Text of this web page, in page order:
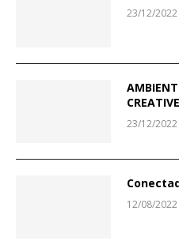
23/12/2022
23/12/2022
12/08/2022